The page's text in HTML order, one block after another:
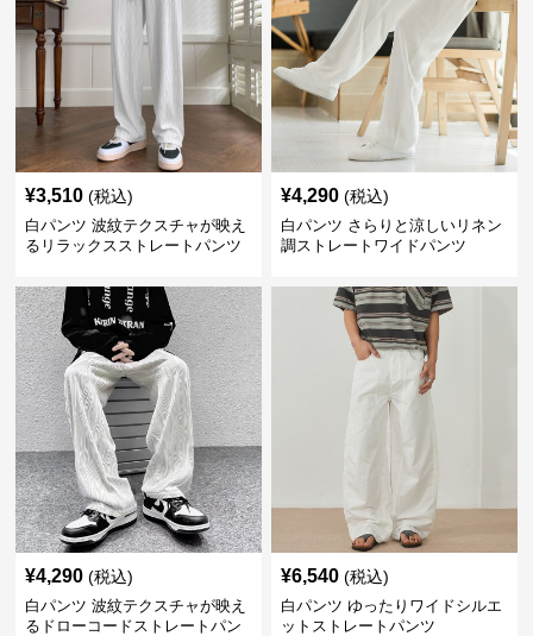
¥3,510 (税込)
白パンツ 波紋テクスチャが映え
るリラックスストレートパンツ
¥4,290 (税込)
白パンツ さらりと涼しいリネン
調ストレートワイドパンツ
¥4,290 (税込)
白パンツ 波紋テクスチャが映え
るドローコードストレートパン
¥6,540 (税込)
白パンツ ゆったりワイドシルエ
ットストレートパンツ